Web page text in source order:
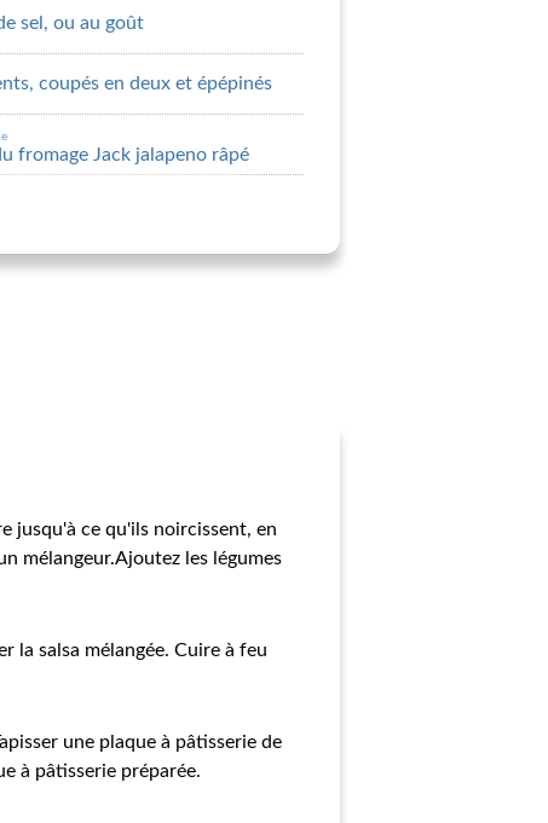
sel, ou au goût
coupés en deux et épépinés
fromage Jack jalapeno râpé
jusqu'à ce qu'ils noircissent, en
mélangeur.Ajoutez les légumes
la salsa mélangée. Cuire à feu
une plaque à pâtisserie de
à pâtisserie préparée.